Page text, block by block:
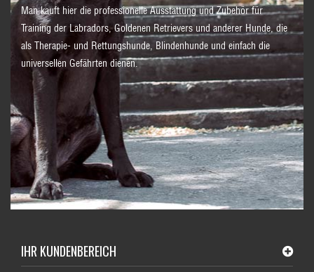
Man kauft hier die professionelle Ausstattung und Zubehör für
Training der Labradors, Goldenen Retrievers und anderer Hunde, die
als Therapie- und Rettungshunde, Blindenhunde und einfach die
universellen Gefährten dienen.
IHR KUNDENBEREICH